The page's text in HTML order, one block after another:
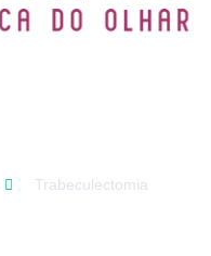
Trabeculectomia